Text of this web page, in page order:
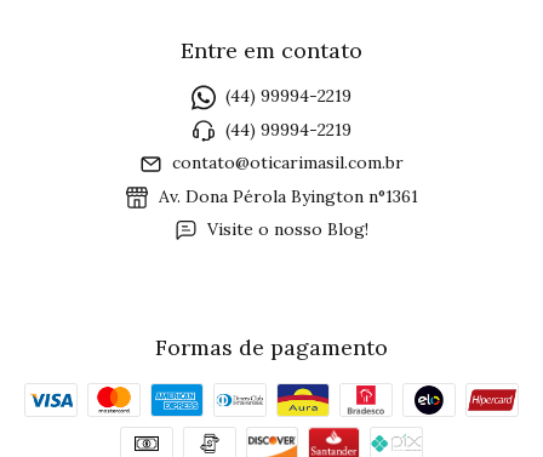
Entre em contato
(44) 99994-2219
(44) 99994-2219
contato@oticarimasil.com.br
Av. Dona Pérola Byington n°1361
Visite o nosso Blog!
Formas de pagamento